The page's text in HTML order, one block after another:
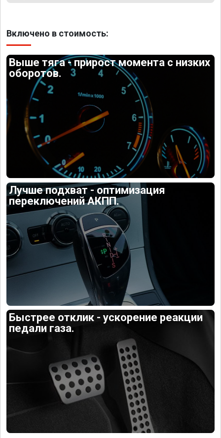
Включено в стоимость:
Выше тяга - прирост момента с низких
оборотов.
Лучше подхват - оптимизация
переключений АКПП.
Быстрее отклик - ускорение реакции
педали газа.